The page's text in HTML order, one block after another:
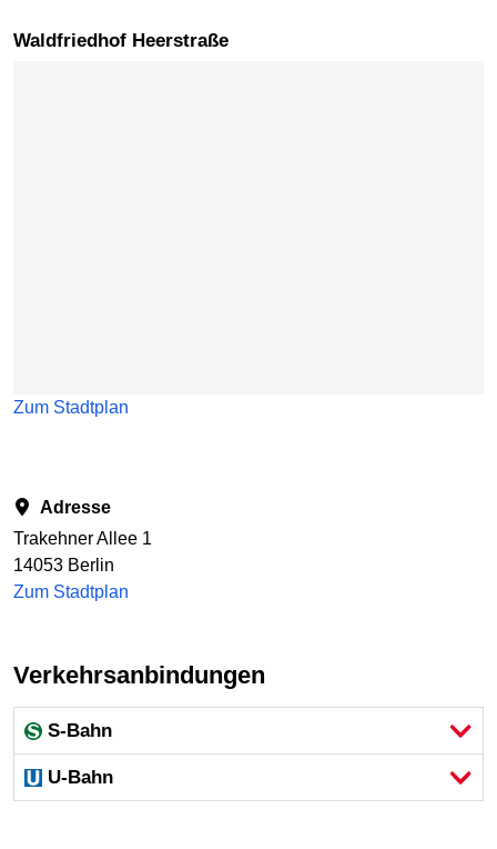
Waldfriedhof Heerstraße
Zum Stadtplan
Adresse
Trakehner Allee 1
14053 Berlin
Zum Stadtplan
Verkehrsanbindungen
S-Bahn
U-Bahn